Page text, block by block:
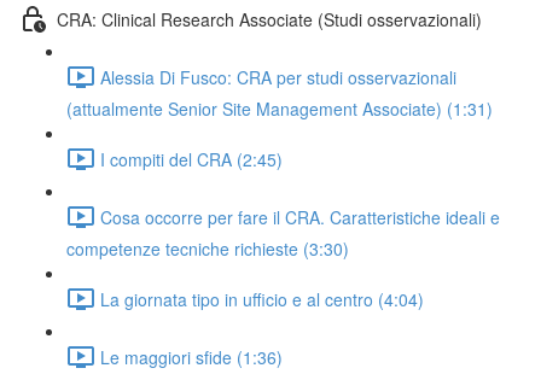
CRA: Clinical Research Associate (Studi osservazionali)
Alessia Di Fusco: CRA per studi osservazionali
(attualmente Senior Site Management Associate) (1:31)
I compiti del CRA (2:45)
Cosa occorre per fare il CRA. Caratteristiche ideali e
competenze tecniche richieste (3:30)
La giornata tipo in ufficio e al centro (4:04)
Le maggiori sfide (1:36)